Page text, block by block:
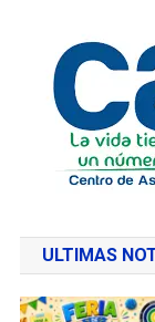
ULTIMAS